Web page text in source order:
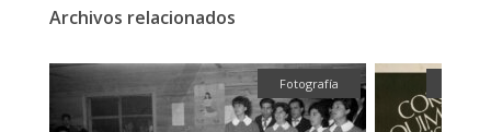
Archivos relacionados
Fotografía